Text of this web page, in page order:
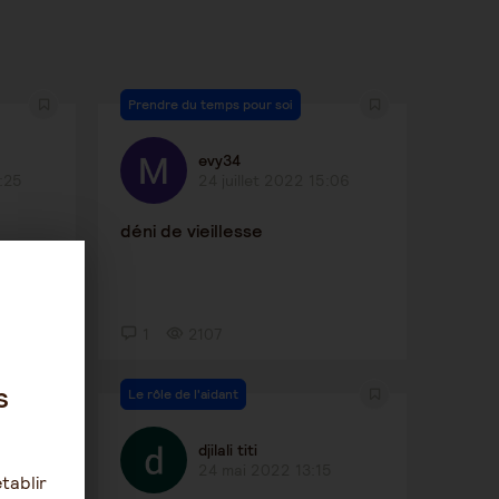
Prendre du temps pour soi
evy34
déni de vieillesse
Le rôle de l'aidant
djilali titi